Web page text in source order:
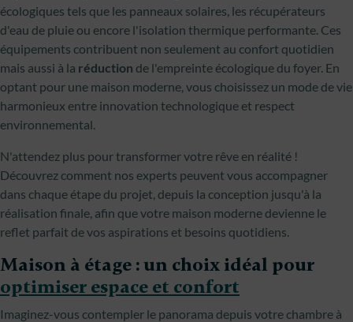
écologiques tels que les panneaux solaires, les récupérateurs
d'eau de pluie ou encore l'isolation thermique performante. Ces
équipements contribuent non seulement au confort quotidien
mais aussi à la réduction de l'empreinte écologique du foyer. En
optant pour une maison moderne, vous choisissez un mode de vie
harmonieux entre innovation technologique et respect
environnemental.
N'attendez plus pour transformer votre rêve en réalité !
Découvrez comment nos experts peuvent vous accompagner
dans chaque étape du projet, depuis la conception jusqu'à la
réalisation finale, afin que votre maison moderne devienne le
reflet parfait de vos aspirations et besoins quotidiens.
Maison à étage : un choix idéal pour
optimiser espace et confort
Imaginez-vous contempler le panorama depuis votre chambre à